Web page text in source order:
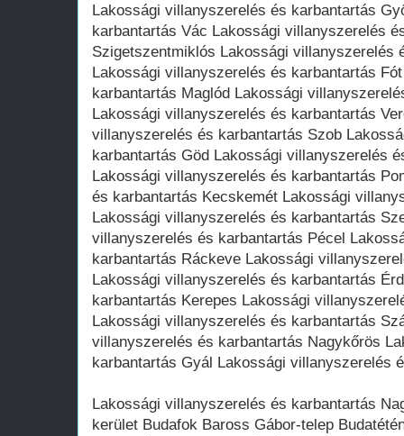
Lakossági villanyszerelés és karbantartás
karbantartás Vác Lakossági villanyszerelés
Szigetszentmiklós Lakossági villanyszerelés
Lakossági villanyszerelés és karbantartás
karbantartás Maglód Lakossági
Lakossági villanyszerelés és karbantartás
villanyszerelés és karbantartás Szob
karbantartás Göd Lakossági villanyszerelés
Lakossági villanyszerelés és karbantartás
és karbantartás Kecskemét Lakossági
Lakossági villanyszerelés és karbantartás
villanyszerelés és karbantartás Pécel
karbantartás Ráckeve Lakossági
Lakossági villanyszerelés és karbantartás
karbantartás Kerepes Lakossági
Lakossági villanyszerelés és karbantartás
villanyszerelés és karbantartás Nagykőrös
karbantartás Gyál Lakossági villanyszerelés
Lakossági villanyszerelés és karbantartás
kerület Budafok Baross Gábor-telep